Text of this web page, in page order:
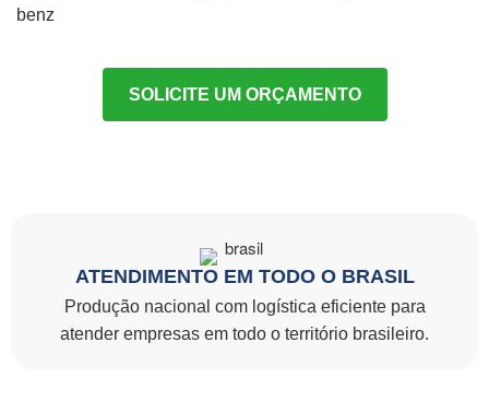
benz
SOLICITE UM ORÇAMENTO
ATENDIMENTO EM TODO O BRASIL
Produção nacional com logística eficiente para
atender empresas em todo o território brasileiro.